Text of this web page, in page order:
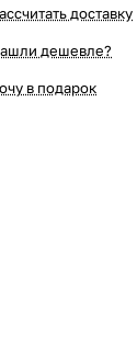
доставку
дешевле?
в подарок